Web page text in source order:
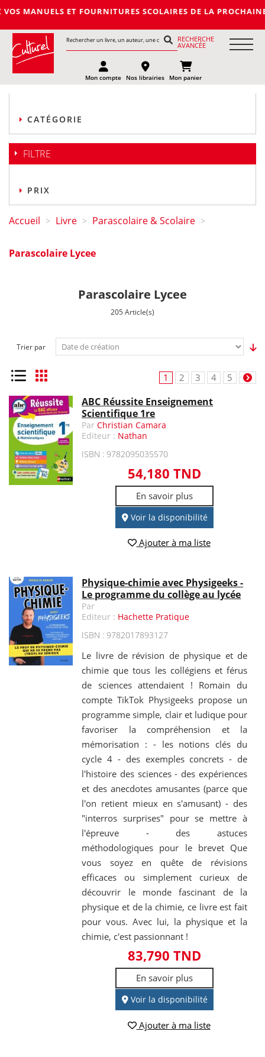
ET FOURNITURES SCOLAIRES DE LA
RECHERCHE
AVANCÉE
Mon compte Nos librairies Mon panier
CATÉGORIE
FILTRE
PRIX
Accueil > Livre > Parascolaire & Scolaire >
Parascolaire Lycee
Parascolaire Lycee
205 Article(s)
Trier par
Liste Grille 1 2 3 4 5
ABC Réussite Enseignement
Scientifique 1re
ParChristian Camara
Editeur : Nathan
ISBN : 9782095035570
54,180 TND
En savoir plus
Voir la disponibilité
Ajouter à ma liste
Physique-chimie avec Physigeeks -
Le programme du collège au lycée
Par
Editeur : Hachette Pratique
ISBN : 9782017893127
Le livre de révision de physique et de
chimie que tous les collégiens et férus
de sciences attendaient ! Romain du
compte TikTok Physigeeks propose un
programme simple, clair et ludique pour
favoriser la compréhension et la
mémorisation : - les notions clés du
cycle 4 - des exemples concrets - de
l'histoire des sciences - des expériences
et des anecdotes amusantes (parce que
l'on retient mieux en s'amusant) - des
"interros surprises" pour se mettre à
l'épreuve - des astuces
méthodologiques pour le brevet Que
vous soyez en quête de révisions
efficaces ou simplement curieux de
découvrir le monde fascinant de la
physique et de la chimie, ce livre est fait
pour vous. Avec lui, la physique et la
chimie, c'est passionnant !
83,790 TND
En savoir plus
Voir la disponibilité
Ajouter à ma liste